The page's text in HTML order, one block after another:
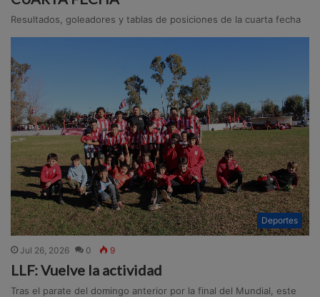
Resultados, goleadores y tablas de posiciones de la cuarta fecha
Deportes
Jul 26, 2026 0 9
LLF: Vuelve la actividad
Tras el parate del domingo anterior por la final del Mundial, este